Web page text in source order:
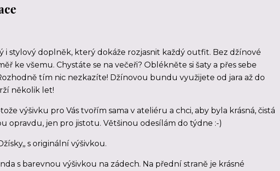
i stylový doplněk, který dokáže rozjasnit každý outfit. Bez džínové
ke všemu. Chystáte se na večeři? Oblékněte si šaty a přes sebe
tím nic nezkazíte! Džínovou bundu využijete od jara až do
několik let!
výšivku pro Vás tvořím sama v ateliéru a chci, aby byla krásná, čistá
opravdu, jen pro jistotu. Většinou odesílám do týdne :-)
s originální výšivkou.
s barevnou výšivkou na zádech. Na přední straně je krásné